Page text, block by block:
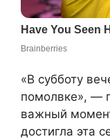
«В субботу
помолвке», —
важный
достигла эта